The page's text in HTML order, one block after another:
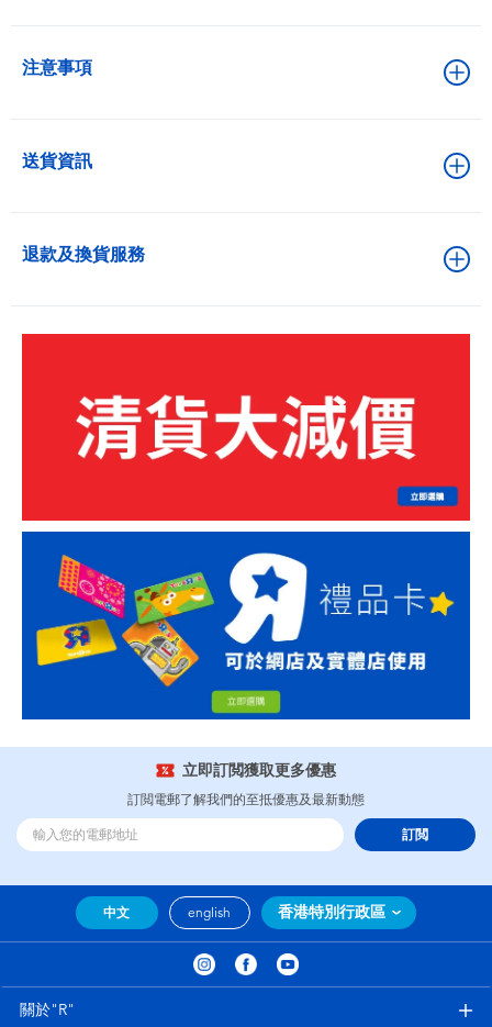
注意事項
送貨資訊
退款及換貨服務
立即訂閲獲取更多優惠
訂閲電郵了解我們的至抵優惠及最新動態
訂閲
中文 english 香港特別行政區
關於"R"